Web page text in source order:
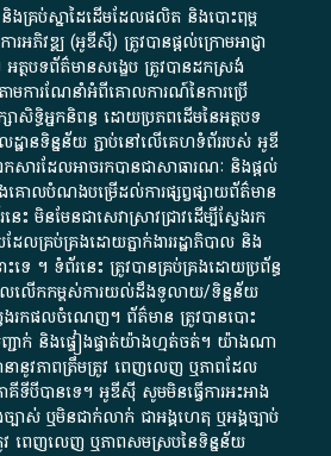
ង​គ្រប់​ស្នា​ដៃ​ដើម​ដែល​ផលិត​ និង​បោះពុម្ព​
អភិវឌ្ឍ​​ (អូ​ឌី​ស៊ី)​ ត្រូវ​បាន​ផ្តល់​ក្រោម​អាជ្ញា
អត្ថបទ​ព័ត៌មាន​សង្ខេប​ ត្រូវ​បាន​ដកស្រង់​
មការ​ណែនាំ​អំពី​គោលការណ៍​នៃ​ការ​ប្រើ
សិទ្ធិអ្នកនិពន្ធ ដោយ​ប្រភពដើម​នៃ​​អត្ថបទ
ឋាន​ទិន្នន័យ ​ភ្ជាប់​នៅ​លើ​គេហទំព័រ​របស់​ អូ​ឌី​
សារ​ដែល​អាច​រក​បានជា​សាធារណៈ​ និង​ផ្តល់​
ោលបំណង​បម្រើ​ដល់ការ​ផ្សព្វផ្សាយ​ព័ត៌មាន​
មិនមែន​ជា​សេវា​ស្រាវជ្រាវ​ដើម្បី​ស្វែងរក
ល​គ្រប់គ្រង​ដោយ​ភ្នាក់ងារ​រដ្ឋាភិបាល​ និង
ទេ ​។​ ទំព័រ​នេះ​ ត្រូវ​បាន​គ្រប់គ្រង​ដោយ​ប្រព័ន្ធ​
ល​លើកកម្ពស់​ការ​យល់​ដឹង​ទូលាយ​/​ទិន្នន័យ​
រក​ផល​ចំណេញ​។​ ព័ត៌មាន​ ត្រូវ​បាន​បោះ
ញ្ជាក់​ និង​ផ្ទៀងផ្ទាត់​យ៉ាង​ហ្មត់ចត់​។​ យ៉ាងណា​
នូវ​ភាព​ត្រឹមត្រូវ​ ពេញលេញ​ ឬ​ភាព​ដែល​
គី​ទី​បី​បាន​ទេ​។​ អូ​ឌី​ស៊ី​ សូម​មិន​ធ្វើការ​អះអាង​
ច្បាស់​ ឬ​មិន​ជាក់លាក់​ ជា​អង្គហេតុ​ ឬ​អង្គច្បាប់​
វ​ ពេញលេញ​ ឬ​ភាព​សម​ស្រប​នៃ​ទិន្នន័យ​